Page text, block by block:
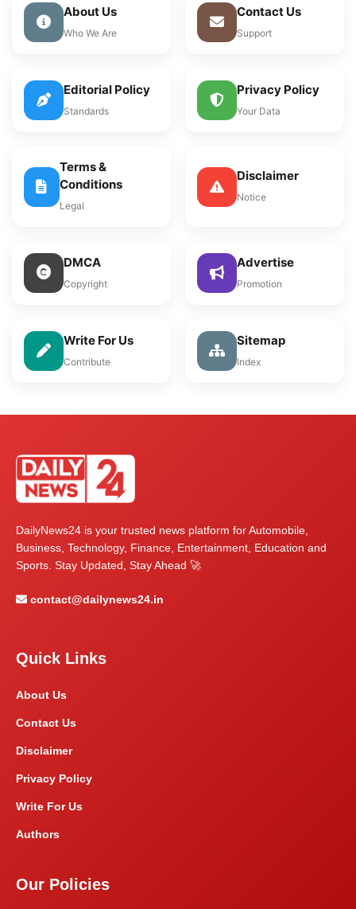
About Us
Who We Are
Contact Us
Support
Editorial Policy
Standards
Privacy Policy
Your Data
Terms &
Conditions
Legal
Disclaimer
Notice
DMCA
Copyright
Advertise
Promotion
Write For Us
Contribute
Sitemap
Index
DailyNews24 is your trusted news platform for Automobile,
Business, Technology, Finance, Entertainment, Education and
Sports. Stay Updated, Stay Ahead 🚀
contact@dailynews24.in
Quick Links
About Us
Contact Us
Disclaimer
Privacy Policy
Write For Us
Authors
Our Policies